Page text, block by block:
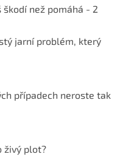
než pomáhá - 2
jarní problém, který
případech neroste tak
živý plot?